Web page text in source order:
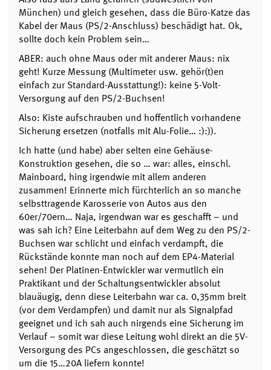
München) und gleich gesehen, dass die Büro-Katze das
Kabel der Maus (PS/2-Anschluss) beschädigt hat. Ok,
sollte doch kein Problem sein…
ABER: auch ohne Maus oder mit anderer Maus: nix
geht! Kurze Messung (Multimeter usw. gehör(t)en
einfach zur Standard-Ausstattung!): keine 5-Volt-
Versorgung auf den PS/2-Buchsen!
Also: Kiste aufschrauben und hoffentlich vorhandene
Sicherung ersetzen (notfalls mit Alu-Folie… :):)).
Ich hatte (und habe) aber selten eine Gehäuse-
Konstruktion gesehen, die so … war: alles, einschl.
Mainboard, hing irgendwie mit allem anderen
zusammen! Erinnerte mich fürchterlich an so manche
selbsttragende Karosserie von Autos aus den
60er/70ern… Naja, irgendwan war es geschafft – und
was sah ich? Eine Leiterbahn auf dem Weg zu den PS/2-
Buchsen war schlicht und einfach verdampft, die
Rückstände konnte man noch auf dem EP4-Material
sehen! Der Platinen-Entwickler war vermutlich ein
Praktikant und der Schaltungsentwickler absolut
blauäugig, denn diese Leiterbahn war ca. 0,35mm breit
(vor dem Verdampfen) und damit nur als Signalpfad
geeignet und ich sah auch nirgends eine Sicherung im
Verlauf – somit war diese Leitung wohl direkt an die 5V-
Versorgung des PCs angeschlossen, die geschätzt so
um die 15…20A liefern konnte!